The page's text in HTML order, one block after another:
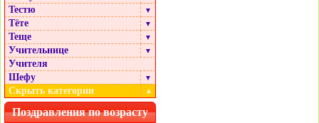
Тестю ▼
Тёте ▼
Теще ▼
Учительнице ▼
Учителя
Шефу
▼
Скрыть категории ▲
Поздравления по возрасту